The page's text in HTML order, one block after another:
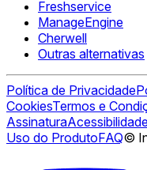
Freshservice
ManageEngine
Cherwell
Outras alternativas
Política de Privacidade
CookiesTermos e
Assinatura
Uso do ProdutoFAQ©